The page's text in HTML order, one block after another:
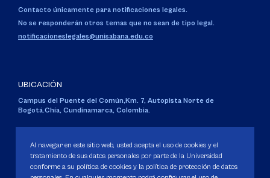
Contacto únicamente para notificaciones legales.
No se responderán otros temas que no sean de tipo legal.
notificacioneslegales@unisabana.edu.co
UBICACIÓN
Campus del Puente del Común,Km. 7, Autopista Norte de
Bogotá.Chía, Cundinamarca, Colombia.
Personería Jurídica:Resolución 130 del 14 de enero de 1980.
Ministerio de Educación Nacional.
Al navegar en este sitio web, usted acepta el uso de cookies y el
tratamiento de sus datos personales por parte de la Universidad
conforme a su política de cookies y la política de protección de datos